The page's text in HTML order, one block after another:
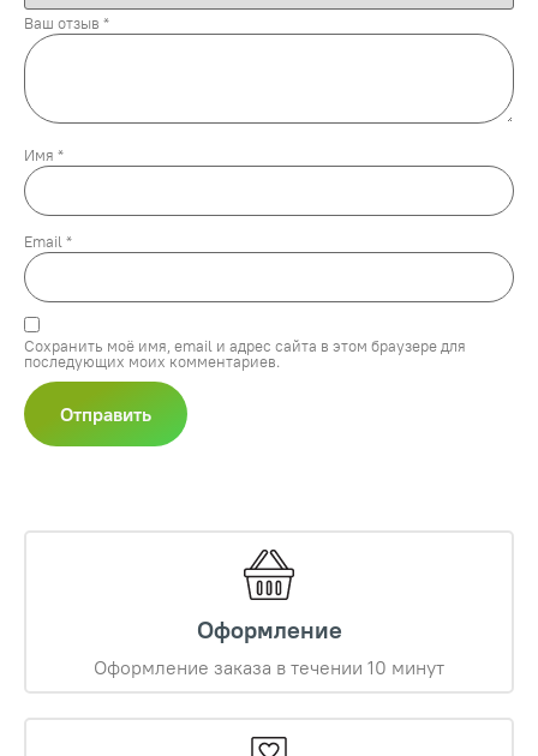
Ваш отзыв *
Имя *
Email *
Сохранить моё имя, email и адрес сайта в этом браузере для
последующих моих комментариев.
Оформление
Оформление заказа в течении 10 минут